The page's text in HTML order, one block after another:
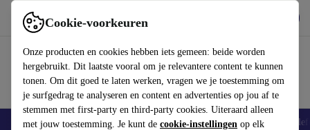
Cookie-voorkeuren
Onze producten en cookies hebben iets gemeen: beide worden
hergebruikt. Dit laatste vooral om je relevantere content te kunnen
tonen. Om dit goed te laten werken, vragen we je toestemming om
je surfgedrag te analyseren en content en advertenties op jou af te
stemmen met first-party en third-party cookies. Uiteraard alleen
met jouw toestemming. Je kunt de cookie-instellingen op elk
Gebruik refurbed snel en eenvoudig
Smartphones Laptops Tablets Smartwatches Accessoires